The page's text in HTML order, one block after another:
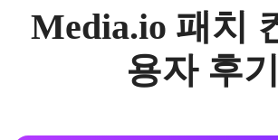
Media.io 패치
용자 후기